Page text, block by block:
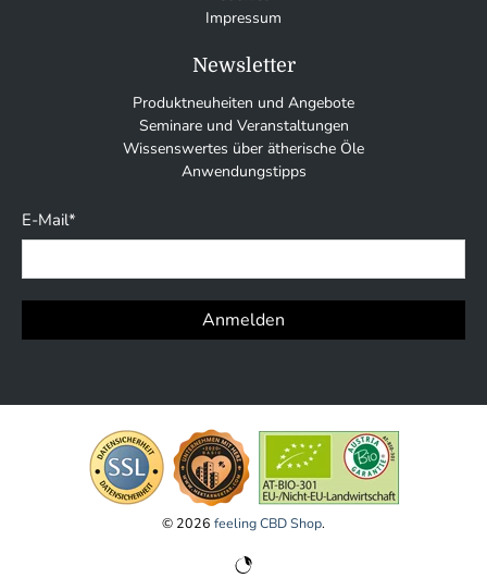
Impressum
Newsletter
Produktneuheiten und Angebote
Seminare und Veranstaltungen
Wissenswertes über ätherische Öle
Anwendungstipps
E-Mail*
Anmelden
© 2026 feeling CBD Shop.